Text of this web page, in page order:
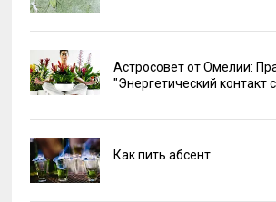
Астросовет от Омелии:
"Энергетический контакт
Как пить абсент